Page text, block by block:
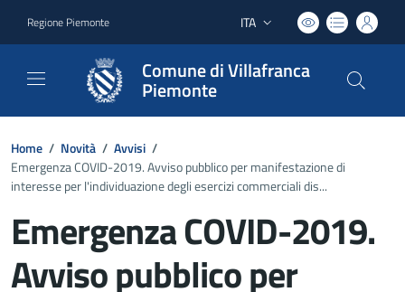
Regione Piemonte Lingua attiva:
ITA
Comune di Villafranca
Piemonte
Home / Novità / Avvisi /
Emergenza COVID-2019. Avviso pubblico per manifestazione di
interesse per l'individuazione degli esercizi commerciali dis...
Emergenza COVID-2019.
Avviso pubblico per